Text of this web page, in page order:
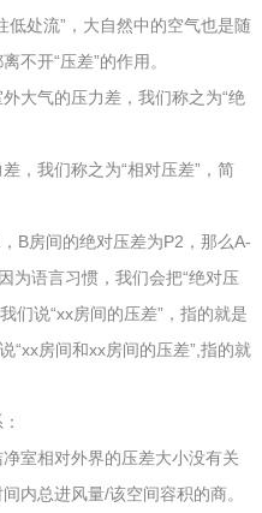
处流”，大自然中的空气也是随
不开“压差”的作用。
气的压力差，我们称之为“绝
我们称之为“相对压差”，简
房间的绝对压差为P2，那么A-
为语言习惯，我们会把“绝对压
们说“xx房间的压差”，指的就是
“xx房间和xx房间的压差”,指的就
室相对外界的压差大小没有关
内总进风量/该空间容积的商。